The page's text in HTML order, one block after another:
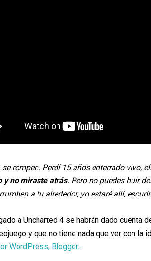
rompen. Perdí 15 años enterrado vivo,
y no miraste atrás. Pero no puedes huir
a tu alrededor, yo estaré allí,
a Uncharted 4 se habrán dado cuenta
y que no tiene nada que ver con la